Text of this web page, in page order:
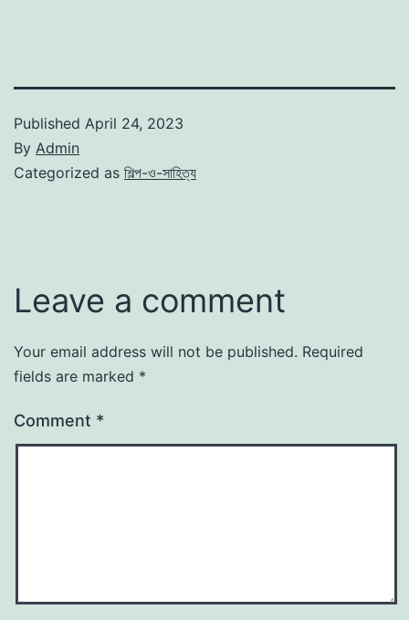
Published April 24, 2023
By Admin
Categorized as শিল্প-ও-সাহিত্য
Leave a comment
Your email address will not be published. Required
fields are marked *
Comment *